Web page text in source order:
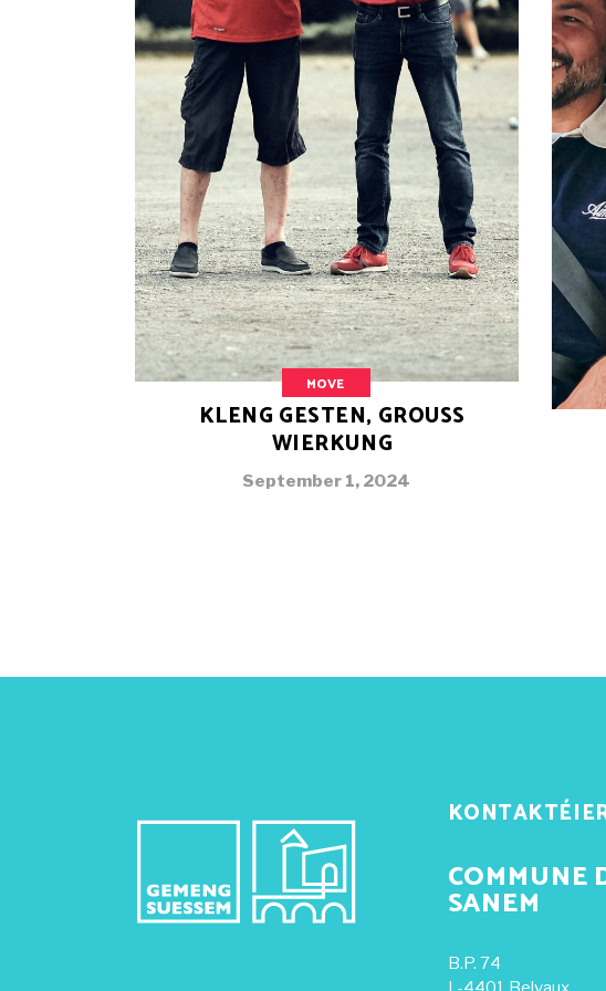
MOVE
KLENG GESTEN, GROUSS
WIERKUNG
September 1, 2024
COMMUNE
SANEM
B.P. 74